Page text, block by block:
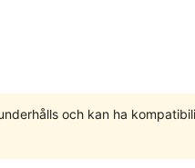
och kan ha